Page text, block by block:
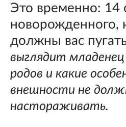
Это временно: 14
новорожденного,
должны вас
выглядит младенец
родов и какие
внешности не
настораживать.